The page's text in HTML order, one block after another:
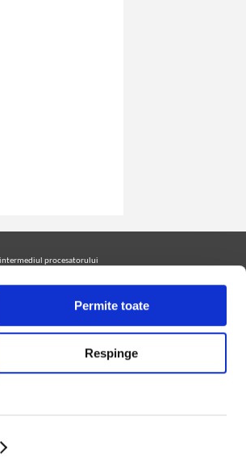
Permite toate
Respinge
procesatorului
pentru a fi la curent cu